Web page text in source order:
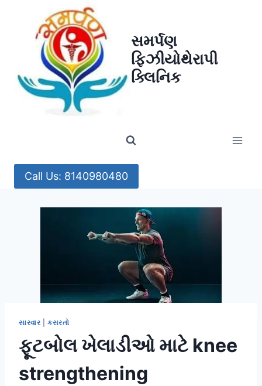
સમર્પણ
ફિઝીયોથેરાપી
ક્લિનિક
Call Us: 8140980480
સારવાર |કસરતો
ફૂટબોલ ખેલાડીઓ માટે knee
strengthening